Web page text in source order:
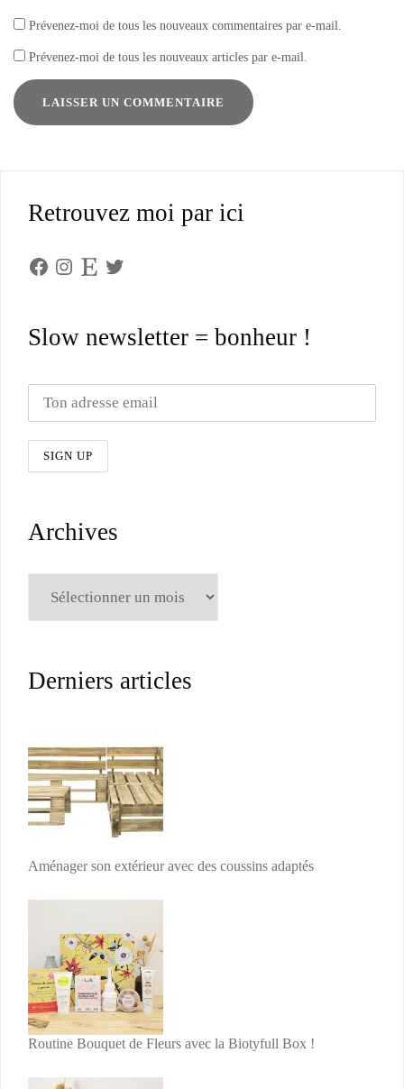
Prévenez-moi de tous les nouveaux commentaires par e-mail.
Prévenez-moi de tous les nouveaux articles par e-mail.
Retrouvez moi par ici
Facebook
Instagram
Etsy Twitter
Slow newsletter = bonheur !
Archives
Derniers articles
Aménager son extérieur avec des coussins adaptés
Routine Bouquet de Fleurs avec la Biotyfull Box !